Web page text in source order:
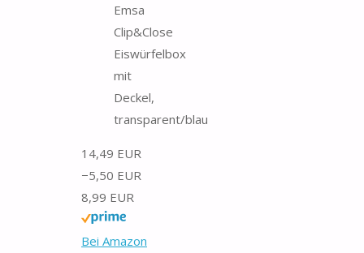
Emsa
Clip&Close
Eiswürfelbox
mit
Deckel,
transparent/blau
14,49 EUR
−5,50 EUR
8,99 EUR
Bei Amazon